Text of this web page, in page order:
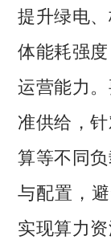
提升绿电
体能耗强
运营能力
准供给，
算等不同
与配置，
实现算力